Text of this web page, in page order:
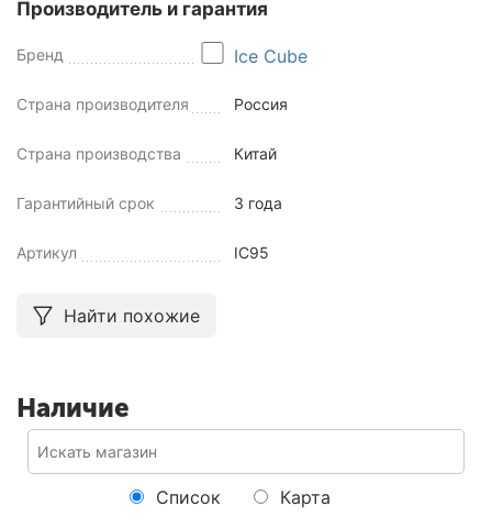
Производитель и гарантия
Бренд Ice Cube
Страна производителя Россия
Страна производства Китай
Гарантийный срок 3 года
Артикул IC95
Найти похожие
Наличие
Список Карта